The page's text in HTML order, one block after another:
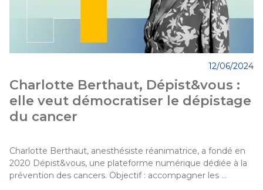
Charlotte Berthaut, Dépist&vous :
elle veut démocratiser le dépistage
du cancer
12/06/2024
Charlotte Berthaut, anesthésiste réanimatrice, a fondé en
2020 Dépist&vous, une plateforme numérique dédiée à la
prévention des cancers. Objectif : accompagner les